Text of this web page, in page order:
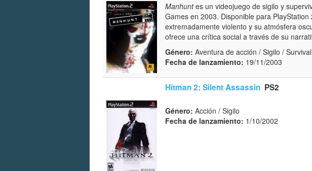
Manhuntes un videojuego de sigilo y
Games en 2003. Disponible para PlayStation
extremadamente violento y su atmósfera
ofrece una crítica social a través de su
Género: Aventura de acción / Sigilo /
Fecha de lanzamiento: 19/11/2003
Hitman 2: Silent Assassin PS2
Género: Acción / Sigilo
Fecha de lanzamiento: 1/10/2002